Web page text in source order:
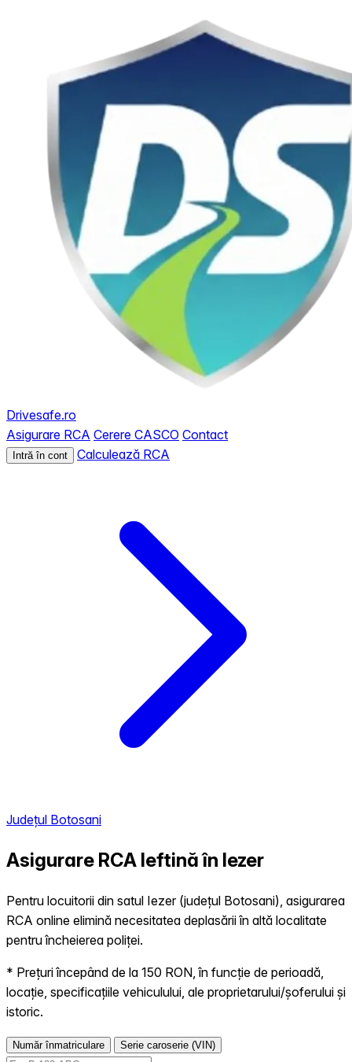
Drivesafe.ro
Asigurare RCA Cerere CASCO Contact
Intră în cont Calculează RCA
Județul Botosani
Asigurare RCA Ieftină în Iezer
Pentru locuitorii din satul Iezer (județul Botosani), asigurarea
RCA online elimină necesitatea deplasării în altă localitate
pentru încheierea poliței.
* Prețuri începând de la 150 RON, în funcție de perioadă,
locație, specificațiile vehiculului, ale proprietarului/șoferului și
istoric.
Număr înmatriculare Serie caroserie (VIN)